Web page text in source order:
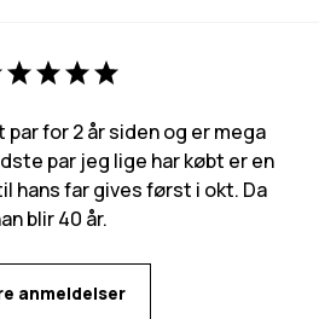
for 2 år siden og er mega
par jeg lige har købt er en
hans far gives først i okt. Da
blir 40 år.
anmeldelser